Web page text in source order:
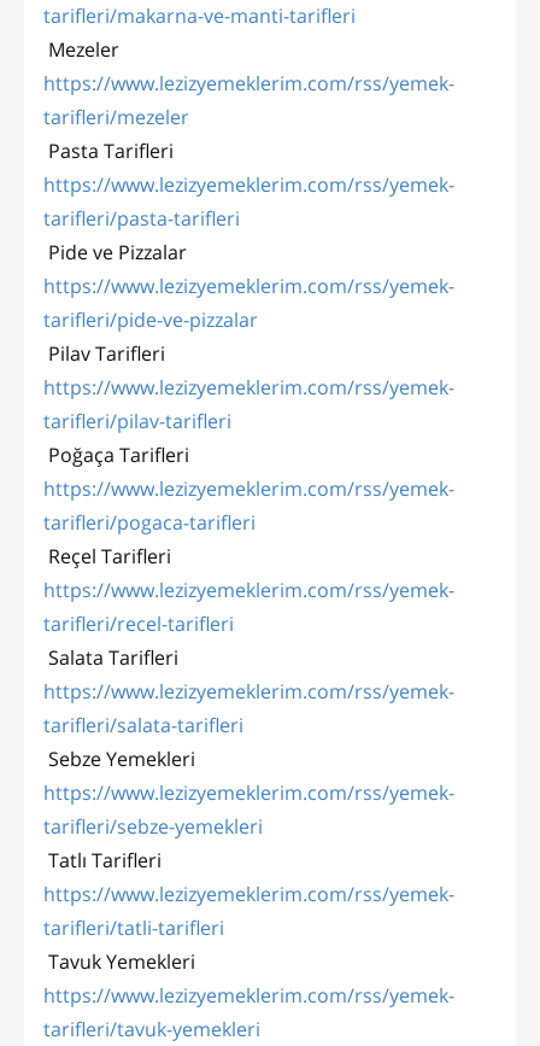
tarifleri/makarna-ve-manti-tarifleri
Mezeler
https://www.lezizyemeklerim.com/rss/yemek-
tarifleri/mezeler
Pasta Tarifleri
https://www.lezizyemeklerim.com/rss/yemek-
tarifleri/pasta-tarifleri
Pide ve Pizzalar
https://www.lezizyemeklerim.com/rss/yemek-
tarifleri/pide-ve-pizzalar
Pilav Tarifleri
https://www.lezizyemeklerim.com/rss/yemek-
tarifleri/pilav-tarifleri
Poğaça Tarifleri
https://www.lezizyemeklerim.com/rss/yemek-
tarifleri/pogaca-tarifleri
Reçel Tarifleri
https://www.lezizyemeklerim.com/rss/yemek-
tarifleri/recel-tarifleri
Salata Tarifleri
https://www.lezizyemeklerim.com/rss/yemek-
tarifleri/salata-tarifleri
Sebze Yemekleri
https://www.lezizyemeklerim.com/rss/yemek-
tarifleri/sebze-yemekleri
Tatlı Tarifleri
https://www.lezizyemeklerim.com/rss/yemek-
tarifleri/tatli-tarifleri
Tavuk Yemekleri
https://www.lezizyemeklerim.com/rss/yemek-
tarifleri/tavuk-yemekleri